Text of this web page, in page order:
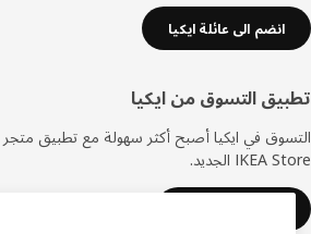
انضم الى عائلة ايكيا
تطبيق التسوق من ايكيا
التسوق في ايكيا أصبح أكثر سهولة مع تطبيق متجر
IKEA Store الجديد.